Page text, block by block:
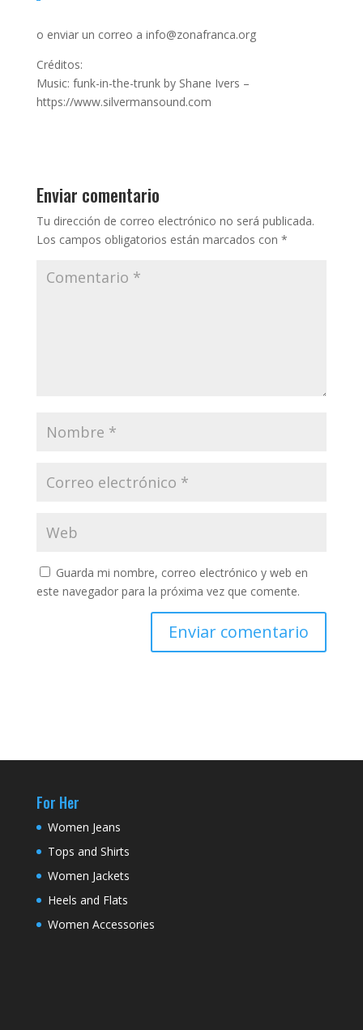
o enviar un correo a info@zonafranca.org
Créditos:
Music: funk-in-the-trunk by Shane Ivers –
https://www.silvermansound.com
Enviar comentario
Tu dirección de correo electrónico no será publicada.
Los campos obligatorios están marcados con *
Guarda mi nombre, correo electrónico y web en
este navegador para la próxima vez que comente.
For Her
Women Jeans
Tops and Shirts
Women Jackets
Heels and Flats
Women Accessories